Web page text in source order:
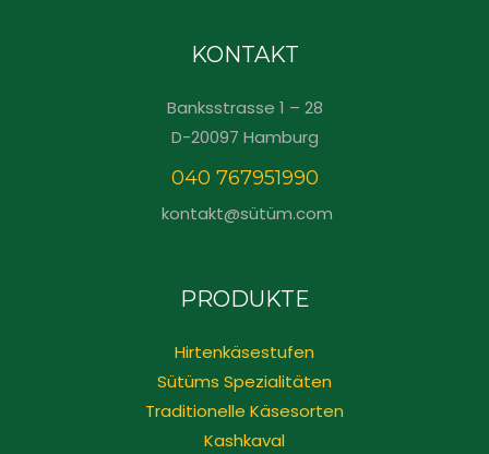
KONTAKT
Banksstrasse 1 – 28
D-20097 Hamburg
040 767951990
kontakt@sütüm.com
PRODUKTE
Hirtenkäsestufen
Sütüms Spezialitäten
Traditionelle Käsesorten
Kashkaval